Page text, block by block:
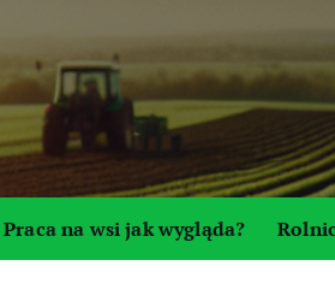
Praca na wsi jak wygląda?